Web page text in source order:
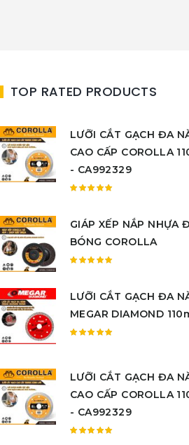
TOP RATED PRODUCTS
LƯỠI CẮT GẠCH ĐA
CAO CẤP COROLLA
- CA992329
hạng
5.00 5
GIÁP XẾP NẮP NHỰA
BÓNG COROLLA
hạng
5.005
LƯỠI CẮT GẠCH ĐA
MEGAR DIAMOND
5.00 5
sao
LƯỠI CẮT GẠCH ĐA
CAO CẤP COROLLA
- CA992329